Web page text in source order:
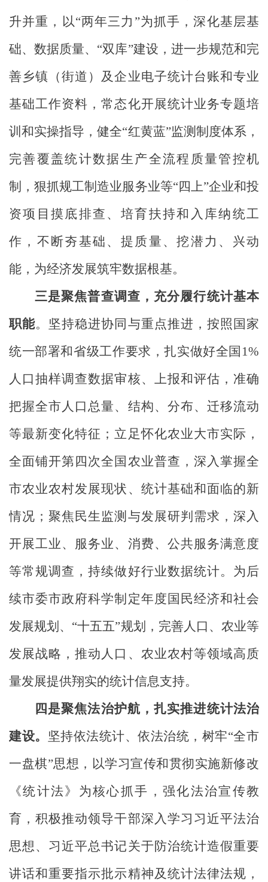
升并重，以“两年三力”为抓手，深化基层基
础、数据质量、“双库”建设，进一步规范和完
善乡镇（街道）及企业电子统计台账和专业
基础工作资料，常态化开展统计业务专题培
训和实操指导，健全“红黄蓝”监测制度体系，
完善覆盖统计数据生产全流程质量管控机
制，狠抓规工制造业服务业等“四上”企业和投
资项目摸底排查、培育扶持和入库纳统工
作，不断夯基础、提质量、挖潜力、兴动
能，为经济发展筑牢数据根基。
三是聚焦普查调查，充分履行统计基本
职能。坚持稳进协同与重点推进，按照国家
统一部署和省级工作要求，扎实做好全国 1%
人口抽样调查数据审核、上报和评估，准确
把握全市人口总量、结构、分布、迁移流动
等最新变化特征；立足怀化农业大市实际，
全面铺开第四次全国农业普查，深入掌握全
市农业农村发展现状、统计基础和面临的新
情况；聚焦民生监测与发展研判需求，深入
开展工业、服务业、消费、公共服务满意度
等常规调查，持续做好行业数据统计。为后
续市委市政府科学制定年度国民经济和社会
发展规划、“十五五”规划，完善人口、农业等
发展战略，推动人口、农业农村等领域高质
量发展提供翔实的统计信息支持。
四是聚焦法治护航，扎实推进统计法治
建设。
坚持依法统计、依法治统，树牢“全市
一盘棋”思想， 以学习宣传和贯彻实施新修改
《统计法》为核心抓手，强化法治宣传教
育，积极推动领导干部深入学习习近平法治
思想、习近平总书记关于防治统计造假重要
讲话和重要指示批示精神及统计法律法规，